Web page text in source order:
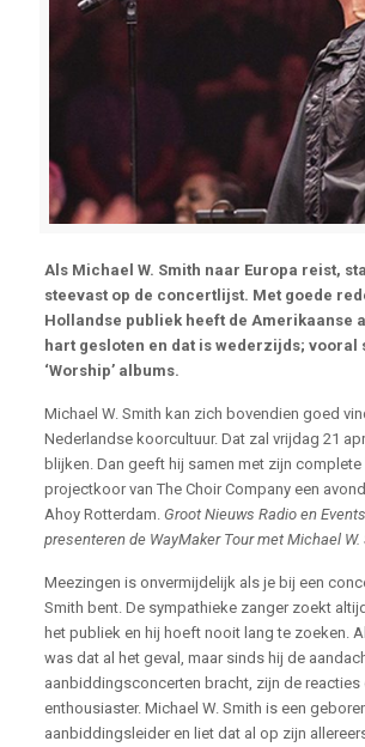
Als Michael W. Smith naar Europa reist,
steevast op de concertlijst. Met goede
Hollandse publiek heeft de Amerikaanse
hart gesloten en dat is wederzijds; vooral
‘Worship’ albums.
Michael W. Smith kan zich bovendien goed
Nederlandse koorcultuur. Dat zal vrijdag 21
blijken. Dan geeft hij samen met zijn
projectkoor van The Choir Company een
Ahoy Rotterdam. Groot Nieuws Radio en
presenteren de WayMaker Tour met Michael W.
Meezingen is onvermijdelijk als je bij een
Smith bent. De sympathieke zanger zoekt
het publiek en hij hoeft nooit lang te zoeken.
was dat al het geval, maar sinds hij de
aanbiddingsconcerten bracht, zijn de reacties
enthousiaster. Michael W. Smith is een
aanbiddingsleider en liet dat al op zijn